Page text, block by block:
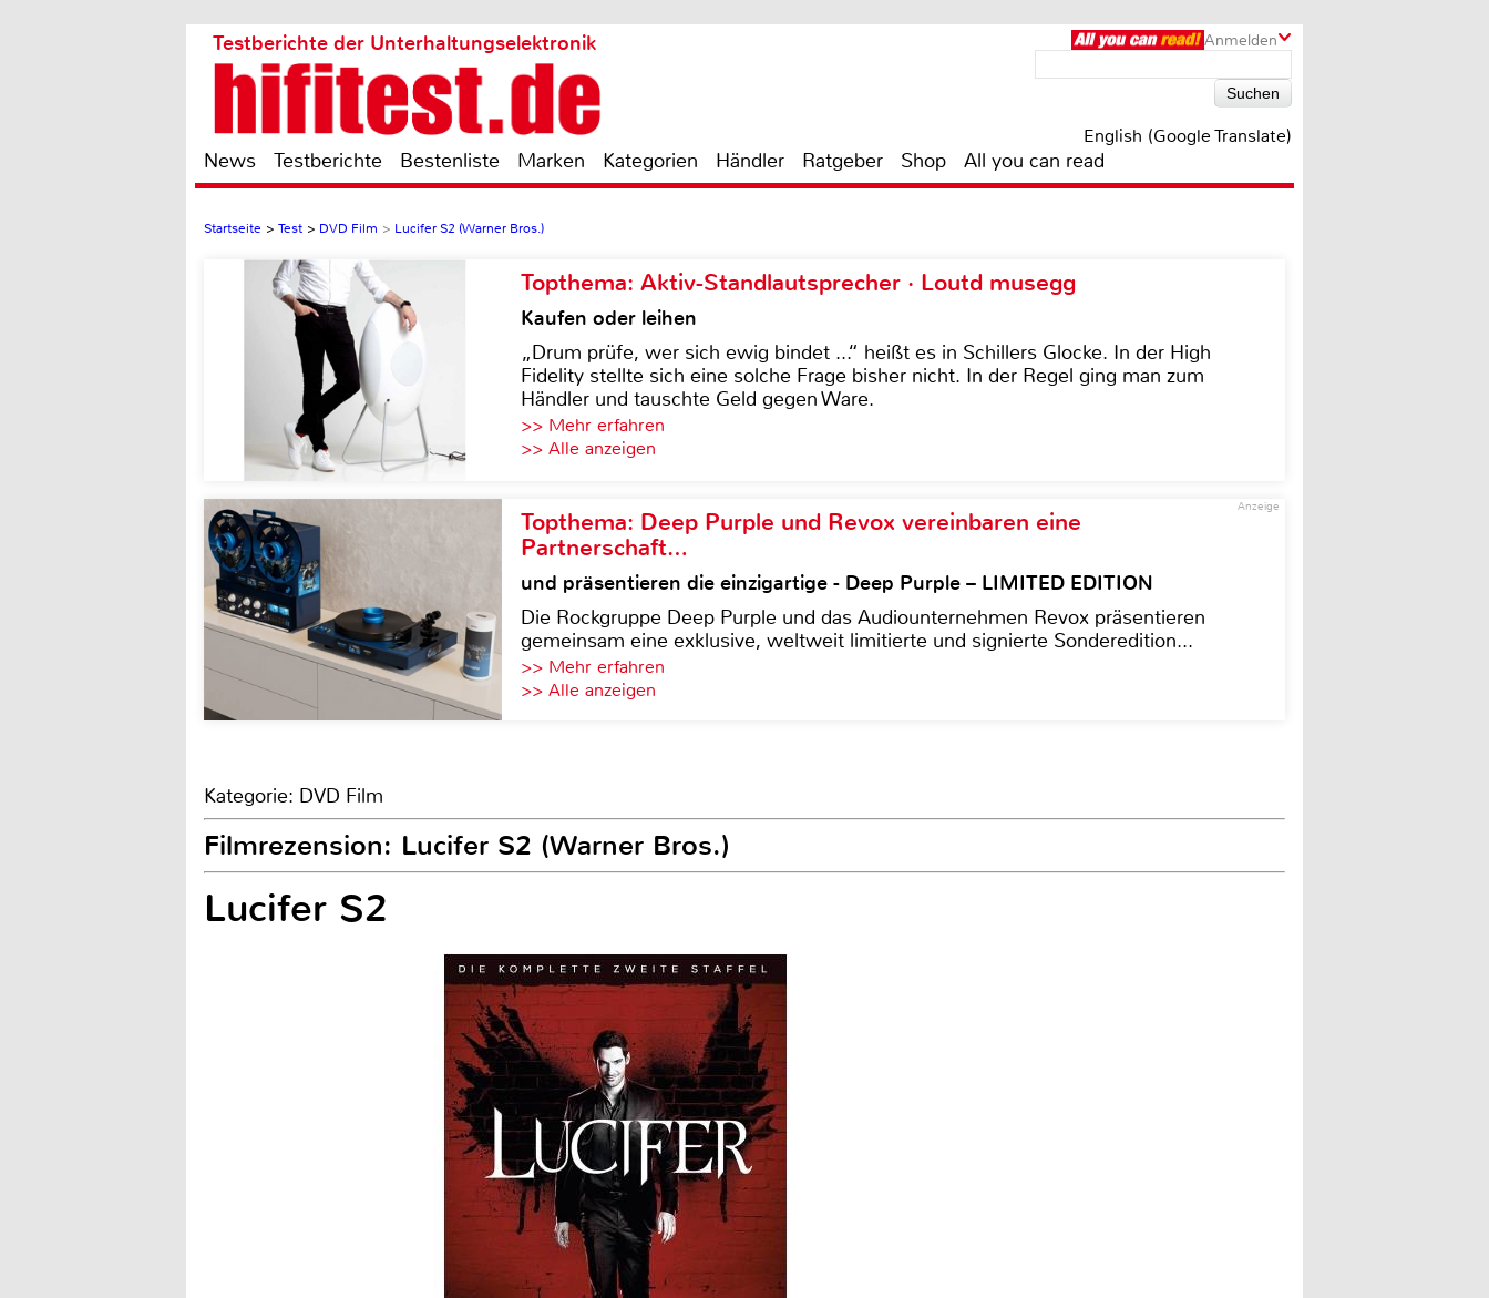
Anmelden
Testberichte der Unterhaltungselektronik
English (Google Translate)
News Testberichte Bestenliste Marken Kategorien Händler Ratgeber Shop All you can read
Startseite > Test > DVD Film > Lucifer S2 (Warner Bros.)
Topthema: Aktiv-Standlautsprecher · Loutd musegg
Kaufen oder leihen
„Drum prüfe, wer sich ewig bindet ...“ heißt es in Schillers Glocke. In der High
Fidelity stellte sich eine solche Frage bisher nicht. In der Regel ging man zum
Händler und tauschte Geld gegen Ware.
>> Mehr erfahren
>> Alle anzeigen
Anzeige
Topthema: Deep Purple und Revox vereinbaren eine
Partnerschaft…
und präsentieren die einzigartige - Deep Purple – LIMITED EDITION
Die Rockgruppe Deep Purple und das Audiounternehmen Revox präsentieren
gemeinsam eine exklusive, weltweit limitierte und signierte Sonderedition...
>> Mehr erfahren
>> Alle anzeigen
Kategorie: DVD Film
Filmrezension: Lucifer S2 (Warner Bros.)
Lucifer S2